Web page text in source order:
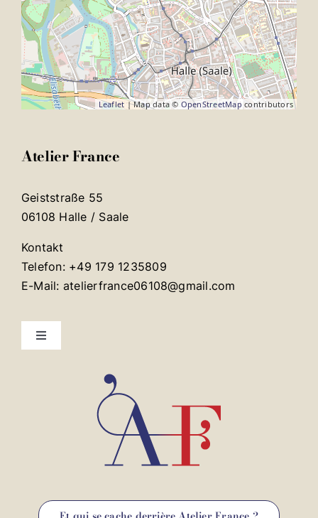
Leaflet | Map data © OpenStreetMap contributors
Atelier France
Geiststraße 55
06108 Halle / Saale
Kontakt
Telefon: +49 179 1235809
E-Mail: atelierfrance06108@gmail.com
Toggle
Mentions légales